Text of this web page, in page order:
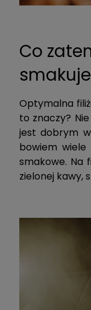
Co
Optymalna
to znaczy?
jest dobrym
bowiem wiele
smakowe. Na
zielonej kawy,